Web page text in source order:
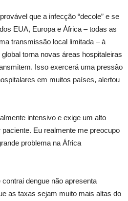
que a infecção “decole” e se
EUA, Europa e África – todas as
transmissão local limitada – à
torna novas áreas hospitaleiras
Isso exercerá uma pressão
em muitos países, alertou
intensivo e exige um alto
Eu realmente me preocupo
problema na África
dengue não apresenta
as taxas sejam muito mais altas do